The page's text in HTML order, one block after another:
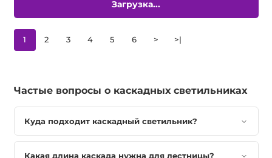
1 2 3 4 5 6 > >|
Загрузка...
Частые вопросы о каскадных светильниках
Куда подходит каскадный светильник?
Какая длина каскада нужна для лестницы?